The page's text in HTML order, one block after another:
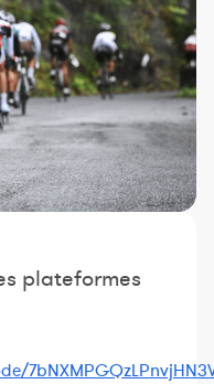
plateformes